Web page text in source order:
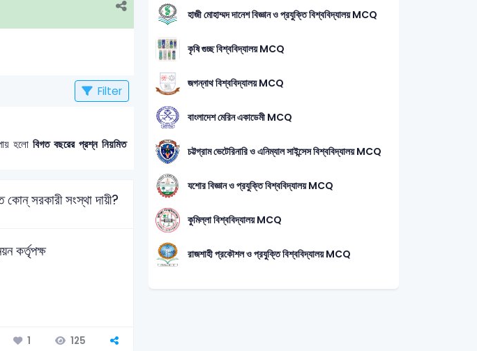
Filter
হলো বিগত বছরের প্রশ্ন নিয়মিত
সরকারী সংস্থা দায়ী?
কর্তৃপক্ষ
1 125
হাজী মোহাম্মদ দানেশ বিজ্ঞান ও প্রযুক্তি বিশ্ববিদ্যালয় MCQ
কৃষি গুচ্ছ বিশ্ববিদ্যালয় MCQ
জগন্নাথ বিশ্ববিদ্যালয় MCQ
বাংলাদেশ মেরিন একাডেমী MCQ
চট্টগ্রাম ভেটেরিনারি ও এনিম্যাল সাইন্সেস বিশ্ববিদ্যালয় MCQ
যশোর বিজ্ঞান ও প্রযুক্তি বিশ্ববিদ্যালয় MCQ
কুমিল্লা বিশ্ববিদ্যালয় MCQ
রাজশাহী প্রকৌশল ও প্রযুক্তি বিশ্ববিদ্যালয় MCQ